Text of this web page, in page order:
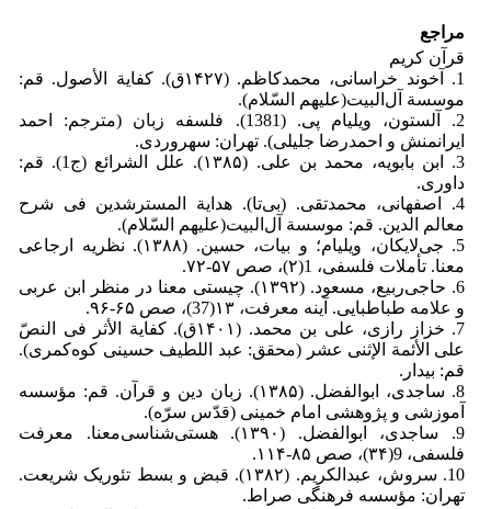
مراجع
قرآن کریم
1. آخوند خراسانی، محمدکاظم. (۱۴۲۷ق). کفایة الأصول. قم:
موسسة آل‌البیت(علیهم السّلام).
2. آلستون، ویلیام پی. (1381). فلسفه زبان (مترجم: احمد
ایرانمنش و احمدرضا جلیلی). تهران: سهروردی.
3. ابن بابویه، محمد بن علی. (۱۳۸۵). علل الشرائع‏ (ج1). قم:
داوری.
4. اصفهانی، محمدتقی. (بی‌تا). هدایة المسترشدین‏ فی شرح
معالم الدین. قم: موسسة آل‌البیت(علیهم السّلام).
5. جی‌لایکان، ‌ویلیام؛ و بیات، حسین. (۱۳۸۸). نظریه ارجاعی
معنا. تأملات فلسفی، 1(۲)، صص ۵۷-۷۲.
6. حاجی‌ربیع، ‌مسعود. (۱۳۹۲). چیستی معنا در منظر ابن عربی
و علامه طباطبایی. آینه معرفت، ۱۳(37)، صص ۶۵-۹۶.
7. خزاز رازی‏، علی بن محمد. (۱۴۰۱ق). کفایة الأثر فی النصّ
علی الأئمة الإثنی عشر (محقق: عبد اللطیف‏ حسینی کوه‌کمری‏).
قم: بیدار.
8. ساجدی، ابوالفضل. (۱۳۸۵). زبان دین و قرآن. قم: مؤسسه
آموزشی و پژوهشی امام خمینی (قدّس سرّه).
9. ساجدی، ‌ابوالفضل. (۱۳۹۰). هستی‌شناسی‌معنا. معرفت
فلسفی، 9(۳۴)، صص ۸۵-۱۱۴.
10. سروش، عبدالکریم. (۱۳۸۲). قبض و بسط تئوریک شریعت.
تهران: مؤسسه فرهنگی صراط.